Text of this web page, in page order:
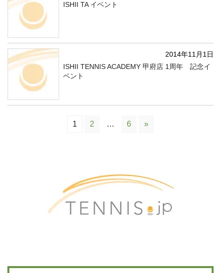
ISHII TA イベント
2014年11月1日
ISHII TENNIS ACADEMY 甲府店 1周年 記念イ
ベント
1 2 … 6 »